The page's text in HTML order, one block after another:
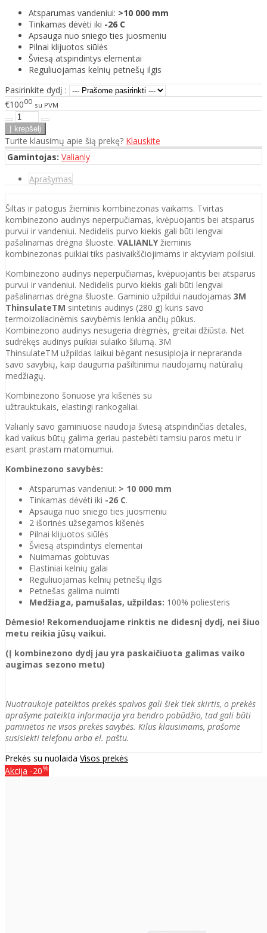
Atsparumas vandeniui: >10 000 mm
Tinkamas dėvėti iki -26 C
Apsauga nuo sniego ties juosmeniu
Pilnai klijuotos siūlės
Šviesą atspindintys elementai
Reguliuojamas kelnių petnešų ilgis
Pasirinkite dydį :
€10000 su PVM
Turite klausimų apie šią prekę? Klauskite
Gamintojas: Valianly
Aprašymas
Šiltas ir patogus žieminis kombinezonas vaikams. Tvirtas
kombinezono audinys neperpučiamas, kvėpuojantis bei atsparus
purvui ir vandeniui. Nedidelis purvo kiekis gali būti lengvai
pašalinamas drėgna šluoste. VALIANLYžieminis
kombinezonas puikiai tiks pasivaikščiojimams ir aktyviam poilsiui.
Kombinezono audinys neperpučiamas, kvėpuojantis bei atsparus
purvui ir vandeniui. Nedidelis purvo kiekis gali būti lengvai
pašalinamas drėgna šluoste. Gaminio užpildui naudojamas 3M
ThinsulateTM sintetinis audinys (280 g) kuris savo
termoizoliacinėmis savybėmis lenkia ančių pūkus.
Kombinezono audinys nesugeria drėgmės, greitai džiūsta. Net
sudrėkęs audinys puikiai sulaiko šilumą. 3M
ThinsulateTM užpildas laikui bėgant nesusiploja ir nepraranda
savo savybių, kaip dauguma pašiltinimui naudojamų natūralių
medžiagų.
Kombinezono šonuose yra kišenės su
užtrauktukais, elastingi rankogaliai.
Valianly savo gaminiuose naudoja šviesą atspindinčias detales,
kad vaikus būtų galima geriau pastebėti tamsiu paros metu ir
esant prastam matomumui.
Kombinezono savybės:
Atsparumas vandeniui: > 10 000 mm
Tinkamas dėvėti iki -26 C.
Apsauga nuo sniego ties juosmeniu
2 išorinės užsegamos kišenės
Pilnai klijuotos siūlės
Šviesą atspindintys elementai
Nuimamas gobtuvas
Elastiniai kelnių galai
Reguliuojamas kelnių petnešų ilgis
Petnešas galima nuimti
Medžiaga, pamušalas, užpildas: 100% poliesteris
Dėmesio! Rekomenduojame rinktis ne didesnį dydį, nei šiuo
metu reikia jūsų vaikui.
(Į kombinezono dydį jau yra paskaičiuota galimas vaiko
augimas sezono metu)
Nuotraukoje pateiktos prekės spalvos gali šiek tiek skirtis, o prekės
aprašyme pateikta informacija yra bendro pobūdžio, tad gali būti
paminėtos ne visos prekės savybės. Kilus klausimams, prašome
susisiekti telefonu arba el. paštu.
Prekės su nuolaida Visos prekės
Akcija -20%